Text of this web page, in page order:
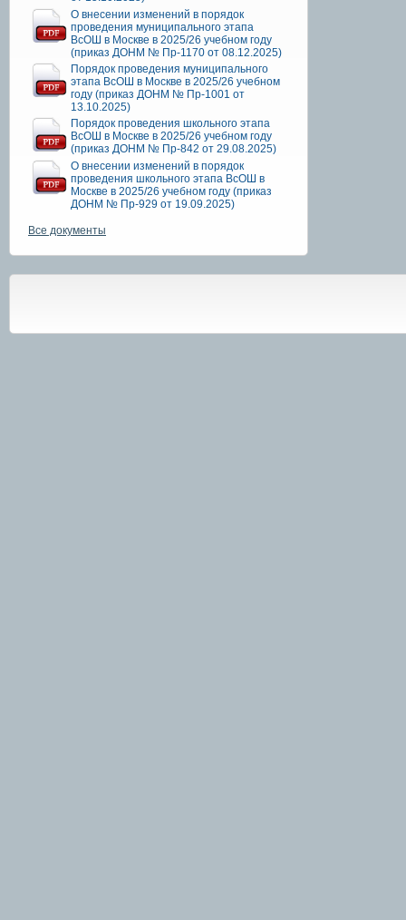
О внесении изменений в порядок
проведения муниципального этапа
ВсОШ в Москве в 2025/26 учебном году
(приказ ДОНМ № Пр-1170 от 08.12.2025)
Порядок проведения муниципального
этапа ВсОШ в Москве в 2025/26 учебном
году (приказ ДОНМ № Пр-1001 от
13.10.2025)
Порядок проведения школьного этапа
ВсОШ в Москве в 2025/26 учебном году
(приказ ДОНМ № Пр-842 от 29.08.2025)
О внесении изменений в порядок
проведения школьного этапа ВсОШ в
Москве в 2025/26 учебном году (приказ
ДОНМ № Пр-929 от 19.09.2025)
Все документы